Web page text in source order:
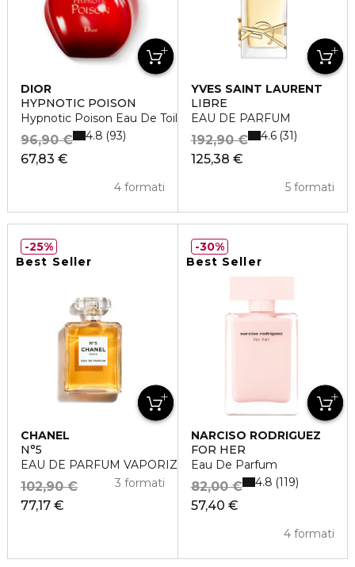
DIOR
HYPNOTIC POISON
Hypnotic Poison Eau De Toilette
67,83 €
96,90 €
4 formati
4.8 93
YVES SAINT LAURENT
LIBRE
EAU DE PARFUM
125,38 €
192,90 €
5 formati
4.6 31
Best Seller
CHANEL
N°5
EAU DE PARFUM VAPORIZZATORE
77,17 €
102,90 € 3 formati
25%
Best Seller
NARCISO RODRIGUEZ
FOR HER
Eau De Parfum
57,40 €
82,00 €
4 formati
4.8 119
30%